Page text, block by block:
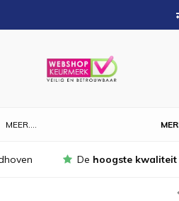
MEER....
De hoogste kwaliteit